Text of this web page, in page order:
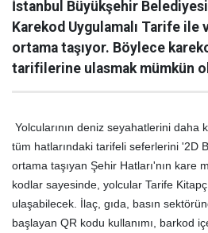
İstanbul Büyükşehir
Karekod Uygulamalı Tarife ile
ortama taşıyor. Böylece
tarifilerine ulasmak mümkün
Yolcularının deniz seyahatlerini daha
tüm hatlarındaki tarifeli seferlerini '2D
ortama taşıyan Şehir Hatları'nın kare
kodlar sayesinde, yolcular Tarife
ulaşabilecek. İlaç, gıda, basın
başlayan QR kodu kullanımı, barkod